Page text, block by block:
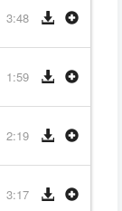
3:48
1:59
2:19
3:17